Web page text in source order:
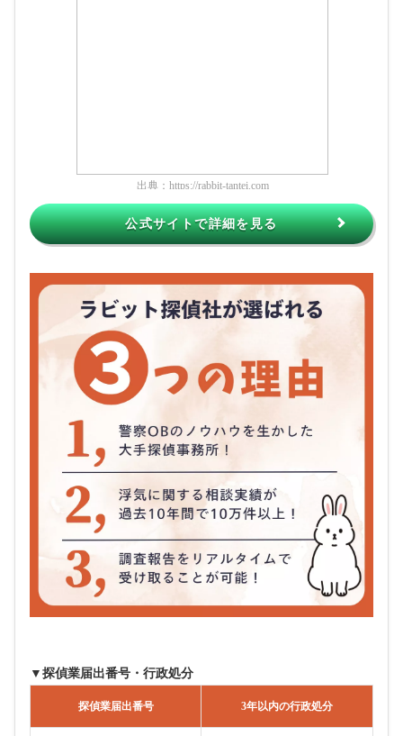
出典： https://rabbit-tantei.com
公式サイトで詳細を見る
▼探偵業届出番号・行政処分
探偵業届出番号 3年以内の行政処分